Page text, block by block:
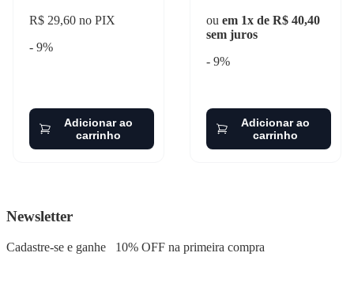
R$ 29,60 no PIX
- 9%
Adicionar ao
carrinho
ou em 1x de R$ 40,40
sem juros
- 9%
Adicionar ao
carrinho
Newsletter
Cadastre-se e ganhe 10% OFF na primeira compra